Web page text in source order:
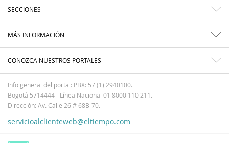
SECCIONES
MÁS INFORMACIÓN
CONOZCA NUESTROS PORTALES
Info general del portal: PBX: 57 (1) 2940100.
Bogotá 5714444 - Línea Nacional 01 8000 110 211.
Dirección: Av. Calle 26 # 68B-70.
servicioalclienteweb@eltiempo.com